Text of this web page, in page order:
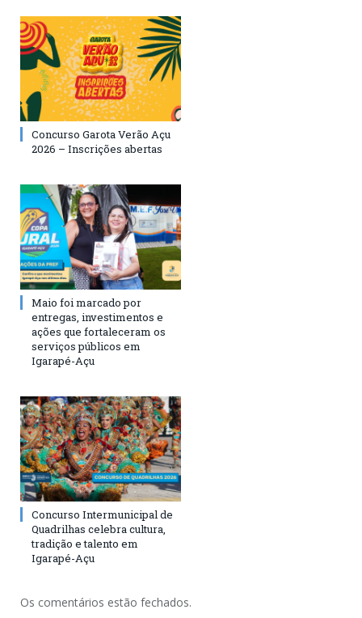
Concurso Garota Verão Açu
2026 – Inscrições abertas
Maio foi marcado por
entregas, investimentos e
ações que fortaleceram os
serviços públicos em
Igarapé-Açu
Concurso Intermunicipal de
Quadrilhas celebra cultura,
tradição e talento em
Igarapé-Açu
Os comentários estão fechados.